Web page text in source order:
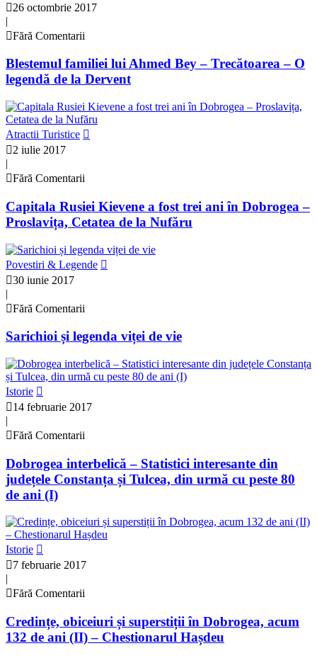
26 octombrie 2017
|
Fără Comentarii
Blestemul familiei lui Ahmed Bey – Trecătoarea – O
legendă de la Dervent
Atractii Turistice
2 iulie 2017
|
Fără Comentarii
Capitala Rusiei Kievene a fost trei ani în Dobrogea –
Proslavița, Cetatea de la Nufăru
Povestiri & Legende
30 iunie 2017
|
Fără Comentarii
Sarichioi și legenda viței de vie
Istorie
14 februarie 2017
|
Fără Comentarii
Dobrogea interbelică – Statistici interesante din
județele Constanța și Tulcea, din urmă cu peste 80
de ani (I)
Istorie
7 februarie 2017
|
Fără Comentarii
Credințe, obiceiuri și superstiții în Dobrogea, acum
132 de ani (II) – Chestionarul Hașdeu